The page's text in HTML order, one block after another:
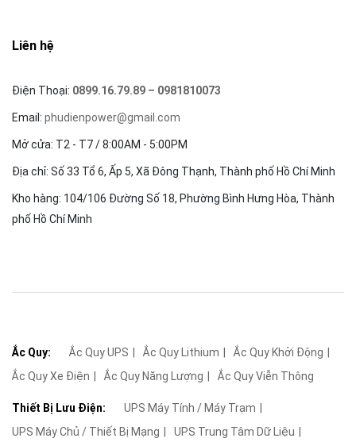
Liên hệ
Điện Thoại: 0899.16.79.89 – 0981810073
Email: phudienpower@gmail.com
Mở cửa: T2 - T7 / 8:00AM - 5:00PM
Địa chỉ: Số 33 Tổ 6, Ấp 5, Xã Đông Thạnh, Thành phố Hồ Chí Minh
Kho hàng: 104/106 Đường Số 18, Phường Bình Hưng Hòa, Thành
phố Hồ Chí Minh
Ắc Quy: Ắc Quy UPS Ắc Quy Lithium
Ắc Quy Khởi Động
Ắc Quy Xe Điện
Ắc Quy Năng Lượng Ắc Quy Viễn Thông
Thiết Bị Lưu Điện:
UPS Máy Tính / Máy Trạm
UPS Máy Chủ / Thiết Bị Mạng
UPS Trung Tâm Dữ Liệu